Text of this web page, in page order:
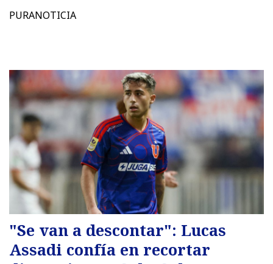
PURANOTICIA
"Se van a descontar": Lucas
Assadi confía en recortar